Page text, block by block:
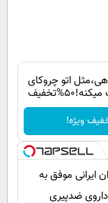
اتو چروکای
ویژه!
ایرانی موفق به
داروی ضدپیری